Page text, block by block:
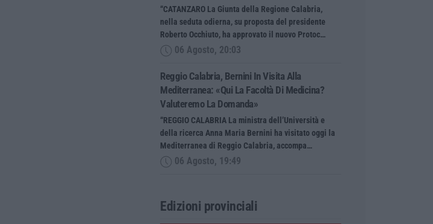
“CATANZARO La Giunta della Regione Calabria,
nella seduta odierna, su proposta del presidente
Roberto Occhiuto, ha approvato il nuovo Protoc…
06 Agosto, 20:03
Reggio Calabria, Bernini In Visita Alla
Mediterranea: «Qui La Facoltà Di Medicina?
Valuteremo La Domanda»
“REGGIO CALABRIA La ministra dell’Università e
della ricerca Anna Maria Bernini ha visitato oggi la
Mediterranea di Reggio Calabria, accompa…
06 Agosto, 19:49
Edizioni provinciali